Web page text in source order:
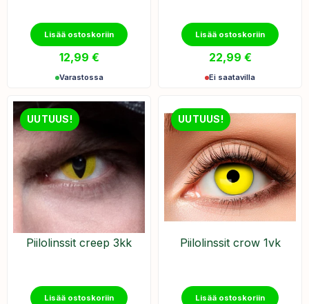
Lisää ostoskoriin
12,99 €
Varastossa
Lisää ostoskoriin
22,99 €
Ei saatavilla
UUTUUS!
Piilolinssit creep 3kk
Lisää ostoskoriin
UUTUUS!
Piilolinssit crow 1vk
Lisää ostoskoriin